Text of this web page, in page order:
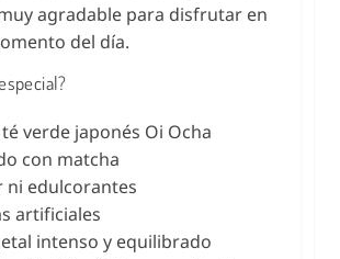
agradable para disfrutar en
del día.
verde japonés Oi Ocha
con matcha
ni edulcorantes
artificiales
intenso y equilibrado